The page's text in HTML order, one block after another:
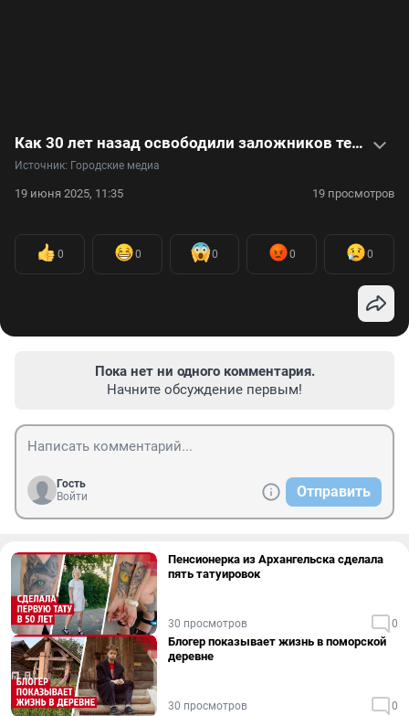
Как 30 лет назад освободили заложников теракта в Буденновске: видео
Источник: Городские медиа
19 июня 2025, 11:35 19 просмотров
0 0 0 0 0
Пока нет ни одного комментария.
Начните обсуждение первым!
Гость
Войти
Отправить
Пенсионерка из Архангельска сделала
пять татуировок
30 просмотров 0
Блогер показывает жизнь в поморской
деревне
30 просмотров 0